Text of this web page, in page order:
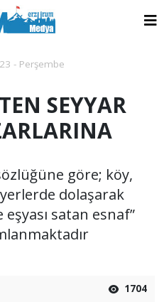
- Perşembe
SEYYAR
göre; köy,
dolaşarak
satan esnaf”
1704